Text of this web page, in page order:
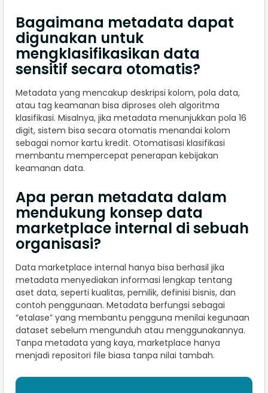
Bagaimana metadata dapat
digunakan untuk
mengklasifikasikan data
sensitif secara otomatis?
Metadata yang mencakup deskripsi kolom, pola data,
atau tag keamanan bisa diproses oleh algoritma
klasifikasi. Misalnya, jika metadata menunjukkan pola 16
digit, sistem bisa secara otomatis menandai kolom
sebagai nomor kartu kredit. Otomatisasi klasifikasi
membantu mempercepat penerapan kebijakan
keamanan data.
Apa peran metadata dalam
mendukung konsep data
marketplace internal di sebuah
organisasi?
Data marketplace internal hanya bisa berhasil jika
metadata menyediakan informasi lengkap tentang
aset data, seperti kualitas, pemilik, definisi bisnis, dan
contoh penggunaan. Metadata berfungsi sebagai
“etalase” yang membantu pengguna menilai kegunaan
dataset sebelum mengunduh atau menggunakannya.
Tanpa metadata yang kaya, marketplace hanya
menjadi repositori file biasa tanpa nilai tambah.